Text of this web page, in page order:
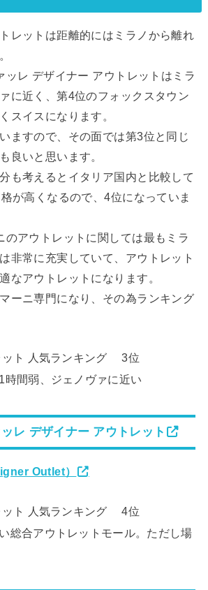
レットは距離的にはミラノから離れ
ッレ デザイナー アウトレットはミラ
に近く、第4位のフォックスタウン
スイスになります。
ますので、その面では第3位と同じ
良いと思います。
も考えるとイタリア国内と比較して
が高くなるので、4位になっていま
のアウトレットに関しては最もミラ
非常に充実していて、アウトレット
なアウトレットになります。
ーニ専門になり、その為ランキング
ット 人気ランキング 3位
時間弱、ジェノヴァに近い
レ デザイナー アウトレット
Outlet）
ット 人気ランキング 4位
総合アウトレットモール。ただし場